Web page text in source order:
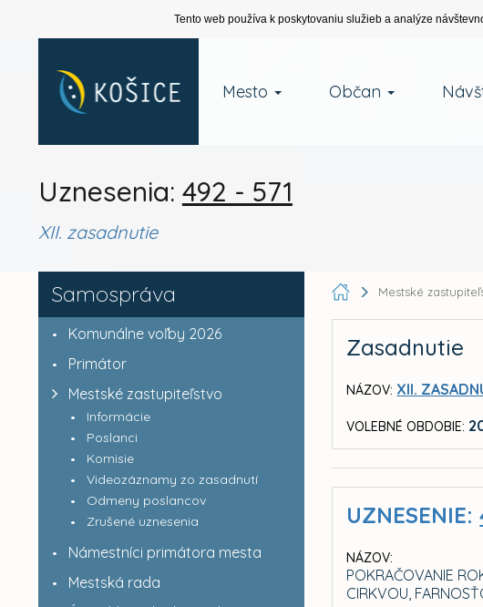
Tento web používa k poskytovaniu služieb a analýze
Mesto Občan
Uznesenia: 492 - 571
XII. zasadnutie
Samospráva
Komunálne voľby 2026
Primátor
Mestské zastupiteľstvo
Informácie
Poslanci
Komisie
Videozáznamy zo zasadnutí
Odmeny poslancov
Zrušené uznesenia
Námestníci primátora mesta
Mestská rada
Mestské
Zasadnutie
NÁZOV: XII.
VOLEBNÉ OBDOBIE:
UZNESENIE:
NÁZOV:
POKRAČOVANIE
CIRKVOU,